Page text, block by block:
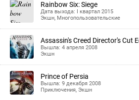
Rainbow Six: Siege
Дата выхода: I квартал 2015
Экшн, Многопользовательские
Assassin's Creed Director's Cut
Вышла: 4 апреля 2008
Экшн
Prince of Persia
Вышла: 9 декабря 2008
Приключения, Экшн